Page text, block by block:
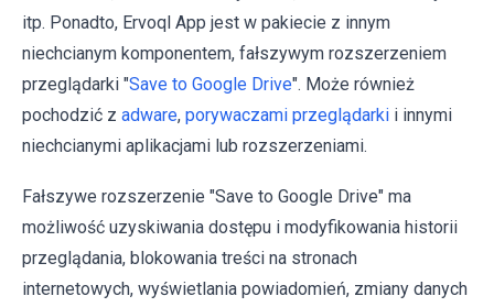
itp. Ponadto, Ervoql App jest w pakiecie z innym
niechcianym komponentem, fałszywym rozszerzeniem
przeglądarki "Save to Google Drive". Może również
pochodzić z adware, porywaczami przeglądarki i innymi
niechcianymi aplikacjami lub rozszerzeniami.
Fałszywe rozszerzenie "Save to Google Drive" ma
możliwość uzyskiwania dostępu i modyfikowania historii
przeglądania, blokowania treści na stronach
internetowych, wyświetlania powiadomień, zmiany danych